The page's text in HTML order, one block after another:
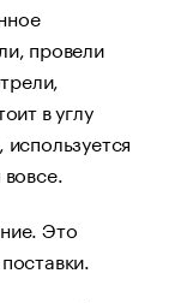
провели
в углу
Это